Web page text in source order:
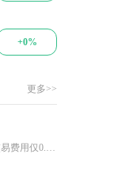
+0%
更多>>
莱特币常规链上转账平均交易费用仅0.0001至0.0003LTC，折合法币不足0.03美元